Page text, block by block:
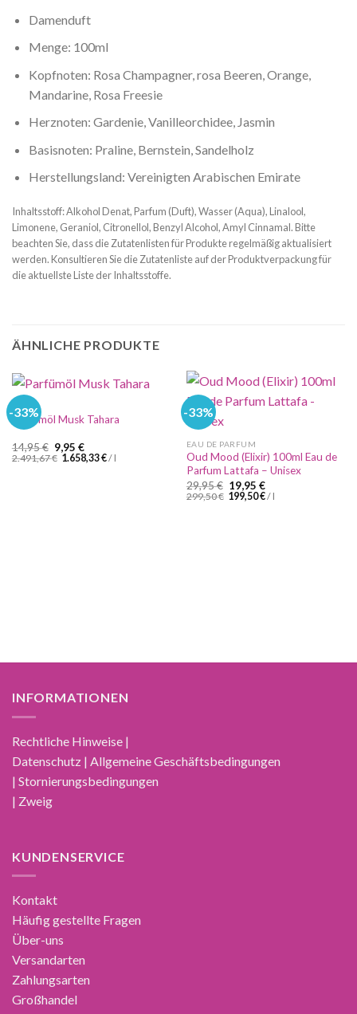
Damenduft
Menge: 100ml
Kopfnoten: Rosa Champagner, rosa Beeren, Orange,
Mandarine, Rosa Freesie
Herznoten: Gardenie, Vanilleorchidee, Jasmin
Basisnoten: Praline, Bernstein, Sandelholz
Herstellungsland: Vereinigten Arabischen Emirate
Inhaltsstoff: Alkohol Denat, Parfum (Duft), Wasser (Aqua), Linalool,
Limonene, Geraniol, Citronellol, Benzyl Alcohol, Amyl Cinnamal. Bitte
beachten Sie, dass die Zutatenlisten für Produkte regelmäßig aktualisiert
werden. Konsultieren Sie die Zutatenliste auf der Produktverpackung für
die aktuellste Liste der Inhaltsstoffe.
ÄHNLICHE PRODUKTE
-33%
Parfümöl Musk Tahara
14,95€ Ursprünglicher
Preis
9,95 €Aktueller
Preis
ist:
2.491,67€ 1.658,33€/ l
-33%
EAU DE PARFUM
Oud Mood (Elixir) 100ml Eau de
Parfum Lattafa – Unisex
29,95€ Ursprünglicher
Preis
war:
19,95 €Aktueller
Preis
299,50€ 199,50€/ l
INFORMATIONEN
Rechtliche Hinweise |
Datenschutz | Allgemeine Geschäftsbedingungen
| Stornierungsbedingungen
| Zweig
KUNDENSERVICE
Kontakt
Häufig gestellte Fragen
Über-uns
Versandarten
Zahlungsarten
Großhandel